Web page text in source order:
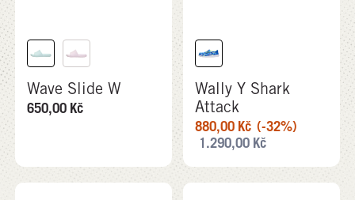
Wave Slide W
650,00 Kč
Wally Y Shark
Attack
880,00 Kč (-32%)
1.290,00 Kč